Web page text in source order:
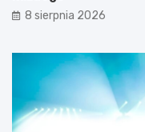
8 sierpnia 2026